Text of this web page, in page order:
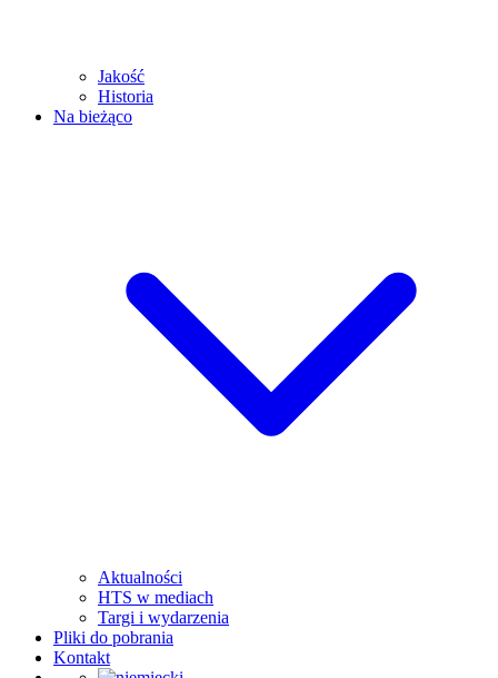
Jakość
Historia
Na bieżąco
Aktualności
HTS w mediach
Targi i wydarzenia
Pliki do pobrania
Kontakt